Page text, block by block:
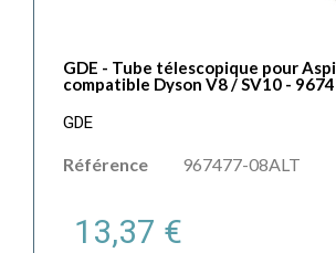
GDE - Tube télescopique pour
compatible Dyson V8 / SV10 -
GDE
Référence 967477-08ALT
13,37 €